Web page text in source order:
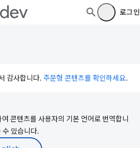
로그인
감사합니다. 주문형 콘텐츠를 확인하세요.
콘텐츠를 사용자의 기본 언어로 번역합니
수 있습니다.